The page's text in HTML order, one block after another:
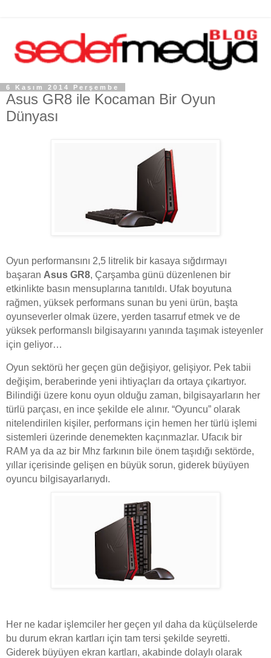
6 Kasım 2014 Perşembe
Asus GR8 ile Kocaman Bir Oyun
Dünyası
Oyun performansını 2,5 litrelik bir kasaya sığdırmayı
başaran Asus GR8, Çarşamba günü düzenlenen bir
etkinlikte basın mensuplarına tanıtıldı. Ufak boyutuna
rağmen, yüksek performans sunan bu yeni ürün, başta
oyunseverler olmak üzere, yerden tasarruf etmek ve de
yüksek performanslı bilgisayarını yanında taşımak isteyenler
için geliyor…
Oyun sektörü her geçen gün değişiyor, gelişiyor. Pek tabii
değişim, beraberinde yeni ihtiyaçları da ortaya çıkartıyor.
Bilindiği üzere konu oyun olduğu zaman, bilgisayarların her
türlü parçası, en ince şekilde ele alınır. “Oyuncu” olarak
nitelendirilen kişiler, performans için hemen her türlü işlemi
sistemleri üzerinde denemekten kaçınmazlar. Ufacık bir
RAM ya da az bir Mhz farkının bile önem taşıdığı sektörde,
yıllar içerisinde gelişen en büyük sorun, giderek büyüyen
oyuncu bilgisayarlarıydı.
Her ne kadar işlemciler her geçen yıl daha da küçülselerde
bu durum ekran kartları için tam tersi şekilde seyretti.
Giderek büyüyen ekran kartları, akabinde dolaylı olarak